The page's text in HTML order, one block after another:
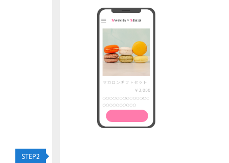
STEP2